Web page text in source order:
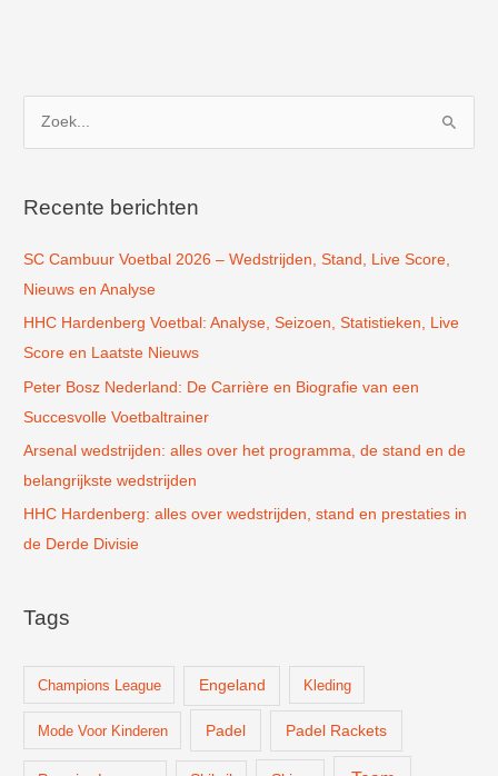
k
a
a
r
:
Recente berichten
SC Cambuur Voetbal 2026 – Wedstrijden, Stand, Live Score,
Nieuws en Analyse
HHC Hardenberg Voetbal: Analyse, Seizoen, Statistieken, Live
Score en Laatste Nieuws
Peter Bosz Nederland: De Carrière en Biografie van een
Succesvolle Voetbaltrainer
Arsenal wedstrijden: alles over het programma, de stand en de
belangrijkste wedstrijden
HHC Hardenberg: alles over wedstrijden, stand en prestaties in
de Derde Divisie
Tags
Champions League Engeland Kleding
Mode Voor Kinderen Padel Padel Rackets